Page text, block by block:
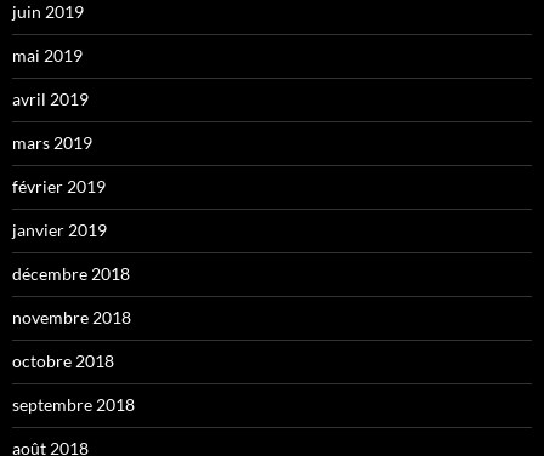
juin 2019
mai 2019
avril 2019
mars 2019
février 2019
janvier 2019
décembre 2018
novembre 2018
octobre 2018
septembre 2018
août 2018